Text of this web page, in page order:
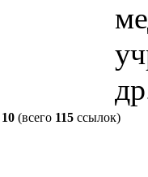
10 (всего 115 ссылок)